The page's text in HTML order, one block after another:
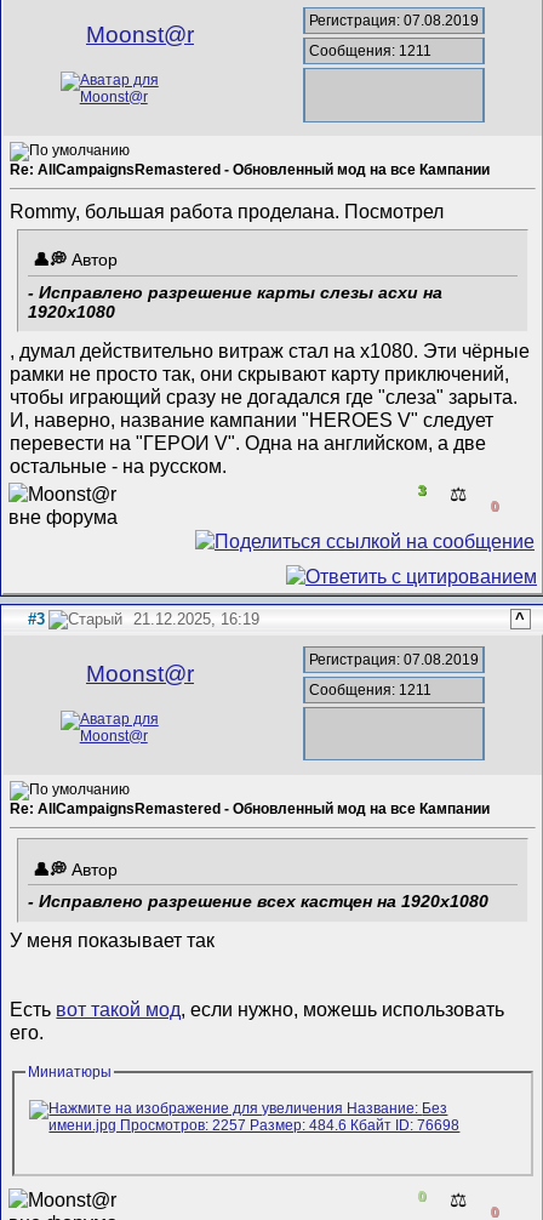
Mооnst@r
Регистрация: 07.08.2019
Сообщения: 1211
Re: AllCampaignsRemastered - Обновленный мод на все Кампании
Rommy, большая работа проделана. Посмотрел
Автор
- Исправлено разрешение карты слезы асхи на
1920х1080
, думал действительно витраж стал на x1080. Эти чёрные
рамки не просто так, они скрывают карту приключений,
чтобы играющий сразу не догадался где "слеза" зарыта.
И, наверно, название кампании "HEROES V" следует
перевести на "ГЕРОИ V". Одна на английском, а две
остальные - на русском.
3 ⚖️
0
#3 21.12.2025, 16:19 ^
Mооnst@r
Регистрация: 07.08.2019
Сообщения: 1211
Re: AllCampaignsRemastered - Обновленный мод на все Кампании
Автор
- Исправлено разрешение всех кастцен на 1920х1080
У меня показывает так
Есть вот такой мод, если нужно, можешь использовать
его.
Миниатюры
0 ⚖️
0